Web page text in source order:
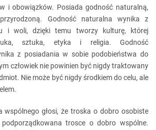
i obowiązków. Posiada godność naturalną,
Godność naturalna wynika z
i woli, dzięki temu tworzy kulturę, której
sztuka, etyka i religia. Godność
z posiadania w sobie podobieństwa do
człowiek nie powinien być nigdy traktowany
Nie może być nigdy środkiem do celu, ale
głosi, że troska o dobro osobiste
trosce o dobro wspólne.